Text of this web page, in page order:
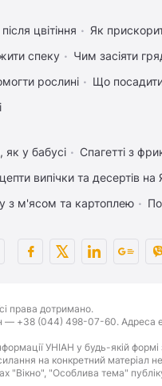
цвітіння Як
спеку
Чим засіяти
рослині
Що
як у бабусі Спагетті з
випічки та десертів
з м'ясом та картоплею
права дотримано.
+38 (044) 498-07-60. Адреса
УНІАН у будь-якій
на конкретний
"Вікно", "Особлива тема"